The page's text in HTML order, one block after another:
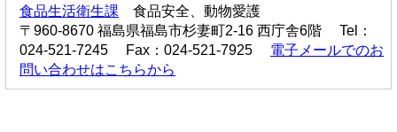
食品生活衛生課 食品安全、動物愛護
〒960-8670 福島県福島市杉妻町2-16 西庁舎6階 Tel：
024-521-7245 Fax：024-521-7925 電子メールでのお
問い合わせはこちらから